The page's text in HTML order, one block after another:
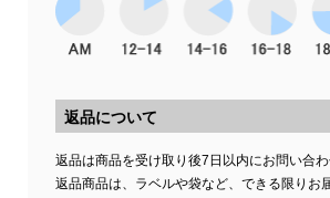
返品について
返品は商品を受け取り後7日以内にお問い合わ
返品商品は、ラベルや袋など、できる限りお